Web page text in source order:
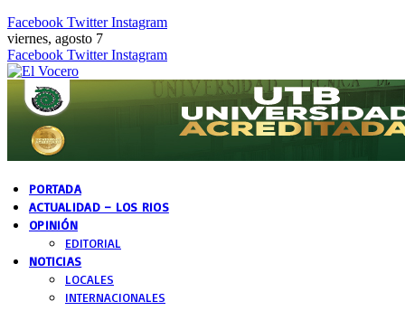
Facebook Twitter Instagram
viernes, agosto 7
Facebook Twitter Instagram
PORTADA
ACTUALIDAD – LOS RIOS
OPINIÓN
EDITORIAL
NOTICIAS
LOCALES
INTERNACIONALES